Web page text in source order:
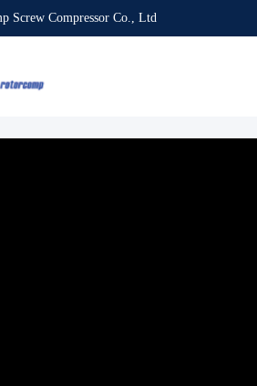
Screw Compressor Co., Ltd